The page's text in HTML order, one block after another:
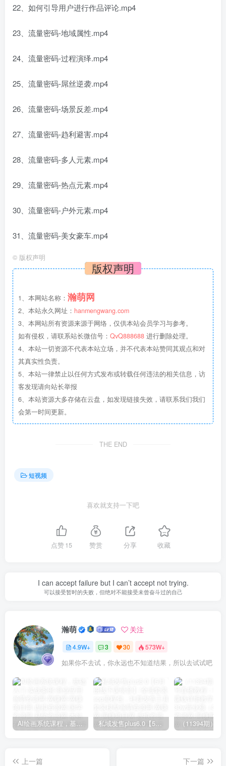
22、如何引导用户进行作品评论.mp4
23、流量密码-地域属性.mp4
24、流量密码-过程演绎.mp4
25、流量密码-屌丝逆袭.mp4
26、流量密码-场景反差.mp4
27、流量密码-趋利避害.mp4
28、流量密码-多人元素.mp4
29、流量密码-热点元素.mp4
30、流量密码-户外元素.mp4
31、流量密码-美女豪车.mp4
© 版权声明
版权声明
1、本网站名称： 瀚萌网
2、本站永久网址： hanmengwang.com
3、本网站所有资源来源于网络，仅供本站会员学习与参考。
如有侵权，请联系站长微信号： QvQ888688 进行删除处理。
4、本站一切资源不代表本站立场，并不代表本站赞同其观点和对
其真实性负责。
5、本站一律禁止以任何方式发布或转载任何违法的相关信息，访
客发现请向站长举报
6、本站资源大多存储在云盘，如发现链接失效，请联系我们我们
会第一时间更新。
THE END
短视频
喜欢就支持一下吧
点赞15 赞赏 分享 收藏
I can accept failure but I can’t accept not trying.
可以接受暂时的失败，但绝对不能接受未曾奋斗过的自己
瀚萌 关注
4.9W+ 3 30 573W+
如果你不去试，你永远也不知道结果，所以去试试吧
AI绘画系统课程，基础入门-实战案例-商业应用 私域发售plus6.0【5月份线下课录音】/全域套装sop流程包，社群发售工具套装模型
上一篇
下一篇